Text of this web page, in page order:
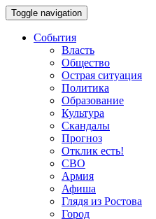
Toggle navigation
События
Власть
Общество
Острая ситуация
Политика
Образование
Культура
Скандалы
Прогноз
Отклик есть!
СВО
Армия
Афиша
Глядя из Ростова
Город